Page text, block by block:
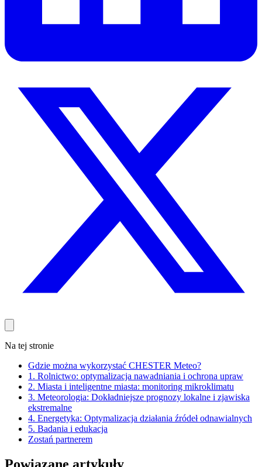
Na tej stronie
Gdzie można wykorzystać CHESTER Meteo?
1. Rolnictwo: optymalizacja nawadniania i ochrona upraw
2. Miasta i inteligentne miasta: monitoring mikroklimatu
3. Meteorologia: Dokładniejsze prognozy lokalne i zjawiska
ekstremalne
4. Energetyka: Optymalizacja działania źródeł odnawialnych
5. Badania i edukacja
Zostań partnerem